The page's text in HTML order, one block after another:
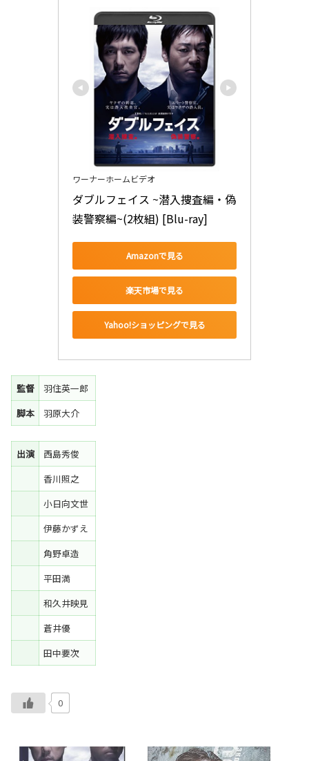
ワーナーホームビデオ
ダブルフェイス ~潜入捜査編・偽
装警察編~(2枚組) [Blu-ray]
Amazonで見る
楽天市場で見る
Yahoo!ショッピングで見る
監督
羽住英一郎
脚本
羽原大介
出演
西島秀俊
香川照之
小日向文世
伊藤かずえ
角野卓造
平田満
和久井映見
蒼井優
田中要次
0